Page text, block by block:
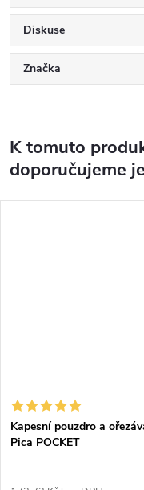
Diskuse
Značka
K tomuto
doporučujeme
Kapesní pouzdro a
Pica POCKET